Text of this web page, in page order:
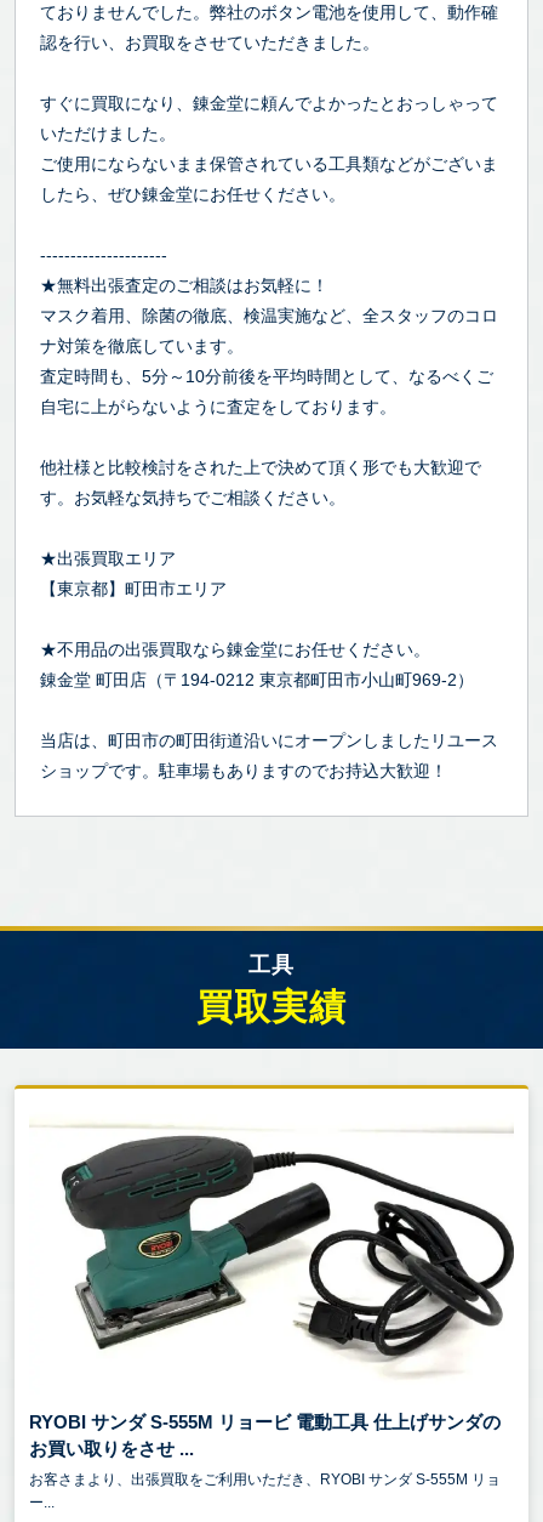
ておりませんでした。弊社のボタン電池を使用して、動作確
認を行い、お買取をさせていただきました。
すぐに買取になり、錬金堂に頼んでよかったとおっしゃって
いただけました。
ご使用にならないまま保管されている工具類などがございま
したら、ぜひ錬金堂にお任せください。
---------------------
★無料出張査定のご相談はお気軽に！
マスク着用、除菌の徹底、検温実施など、全スタッフのコロ
ナ対策を徹底しています。
査定時間も、5分～10分前後を平均時間として、なるべくご
自宅に上がらないように査定をしております。
他社様と比較検討をされた上で決めて頂く形でも大歓迎で
す。お気軽な気持ちでご相談ください。
★出張買取エリア
【東京都】町田市エリア
★不用品の出張買取なら錬金堂にお任せください。
錬金堂 町田店（〒194-0212 東京都町田市小山町969-2）
当店は、町田市の町田街道沿いにオープンしましたリユース
ショップです。駐車場もありますのでお持込大歓迎！
工具
買取実績
RYOBI サンダ S-555M リョービ 電動工具 仕上げサンダの
お買い取りをさせ ...
お客さまより、出張買取をご利用いただき、RYOBI サンダ S-555M リョ
ー...